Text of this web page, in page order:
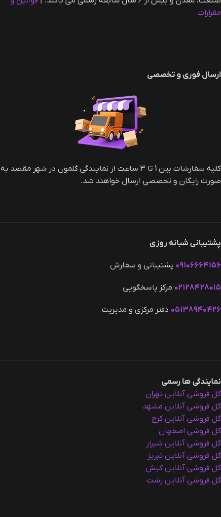
مقرارات
ارسال فوری و تخصصی
کلیه سفارشات بین 1 تا 3 ساعت از نمایندگی گلمون در شهر مقصد به
صورت رایگان و تخصصی ارسال خواهند شد.
پشتیبانی شبانه روزی
۰۹۱۰۶۶۶۴۱۵۶ پشتیبانی و سفارش
۰۲۱۲۸۴۲۸۰۱۵ مرکز پاسخگویی
۰۵۱۳۸۹۴۰۴۲۶ دفتر مرکزی و مدیریت
نمایندگی ها رسمی
گل فروشی آنلاین تهران
گل فروشی آنلاین مشهد
گل فروشی آنلاین کرج
گل فروشی اصفهان
گل فروشی آنلاین شیراز
گل فروشی آنلاین تبریز
گل فروشی آنلاین کیش
گل فروشی آنلاین رشت